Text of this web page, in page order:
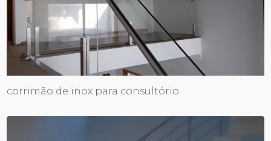
corrimão de inox para consultório